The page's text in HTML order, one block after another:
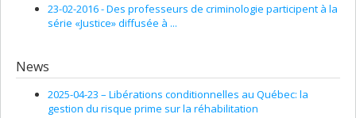
23-02-2016 - Des professeurs de criminologie participent à la
série «Justice» diffusée à ...
News
2025-04-23 – Libérations conditionnelles au Québec: la
gestion du risque prime sur la réhabilitation